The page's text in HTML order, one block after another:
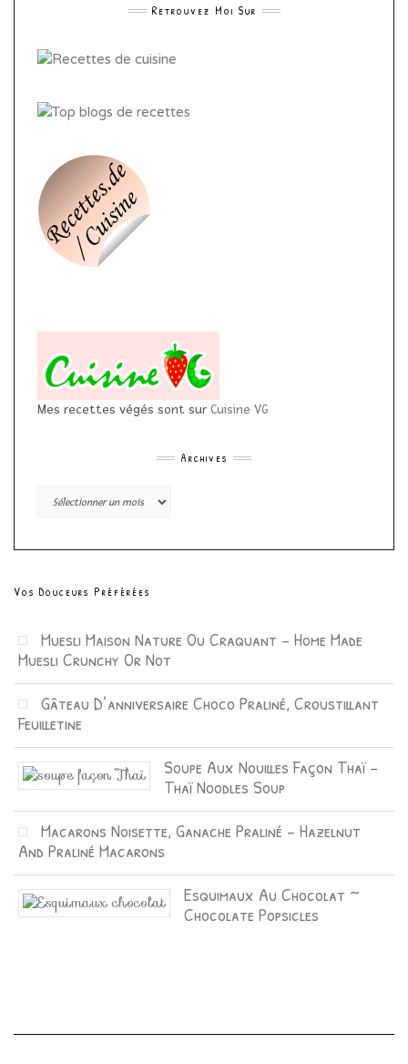
Retrouvez Moi Sur
Mes recettes végés sont sur Cuisine VG
Archives
Archives
Vos Douceurs Préférées
Muesli Maison Nature Ou Craquant – Home Made
Muesli Crunchy Or Not
Gâteau D’anniversaire Choco Praliné, Croustillant
Feuilletine
Soupe Aux Nouilles Façon Thaï –
Thaï Noodles Soup
Macarons Noisette, Ganache Praliné – Hazelnut
And Praliné Macarons
Esquimaux Au Chocolat ~
Chocolate Popsicles